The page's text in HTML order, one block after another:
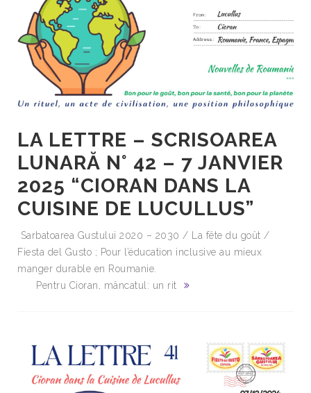
LA LETTRE – SCRISOAREA
LUNARĂ N° 42 – 7 JANVIER
2025 “CIORAN DANS LA
CUISINE DE LUCULLUS”
Sarbatoarea Gustului 2020 – 2030 / La fête du goût /
Fiesta del Gusto ; Pour l’éducation inclusive au mieux
manger durable en Roumanie.
Pentru Cioran, mâncatul: un rit